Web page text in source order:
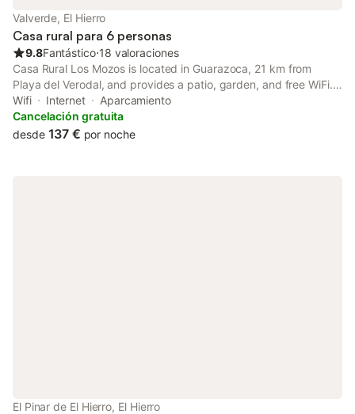
Valverde, El Hierro
Casa rural para 6 personas
9.8Fantástico⋅18 valoraciones
Casa Rural Los Mozos is located in Guarazoca, 21 km from
Playa del Verodal, and provides a patio, garden, and free WiFi.
Providing barbecue facilities, the property is located within 37
km of Faro de Orchilla.
Wifi Internet
Aparcamiento
Cancelación gratuita
desde 137 € por noche
El Pinar de El Hierro, El Hierro